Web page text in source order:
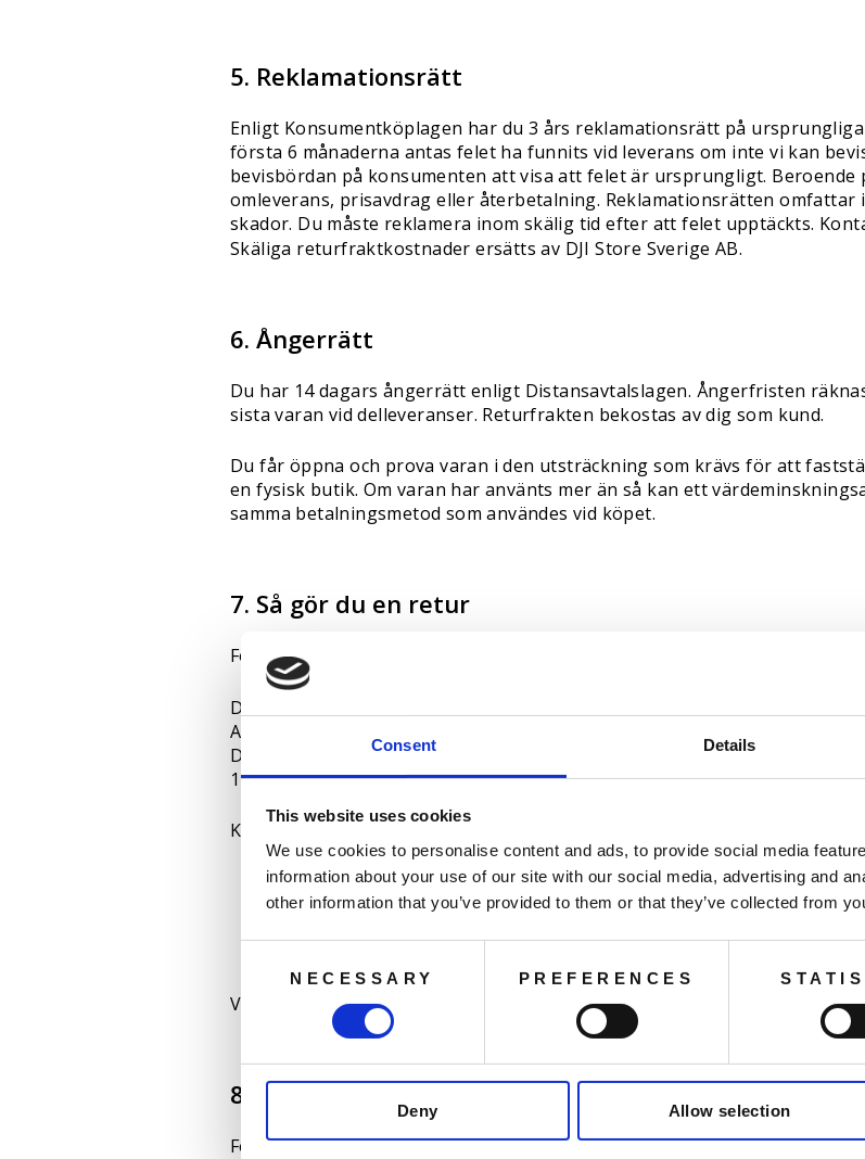
Consent Details
This website uses cookies
We use cookies to personalise content and ads, to provide social media
information about your use of our site with our social media, advertising and
other information that you’ve provided to them or that they’ve collected from
SelectionNECESSARY PREFERENCES
Deny Allow selection
5. Reklamationsrätt
Enligt Konsumentköplagen har du 3 års reklamationsrätt på
första 6 månaderna antas felet ha funnits vid leverans om inte vi kan
bevisbördan på konsumenten att visa att felet är ursprungligt.
omleverans, prisavdrag eller återbetalning. Reklamationsrätten
skador. Du måste reklamera inom skälig tid efter att felet upptäckts.
Skäliga returfraktkostnader ersätts av DJI Store Sverige AB.
6. Ångerrätt
Du har 14 dagars ångerrätt enligt Distansavtalslagen. Ångerfristen
sista varan vid delleveranser. Returfrakten bekostas av dig som kund.
Du får öppna och prova varan i den utsträckning som krävs för att
en fysisk butik. Om varan har använts mer än så kan ett
samma betalningsmetod som användes vid köpet.
7. Så gör du en retur
För att påbörja en retur, kontakta oss på .
DJI Store Sverige AB
ATT: Return
Drottninggatan 57
111 21 Stockholm
Krav vid retur:
Emballera varan väl.
Bifoga en kopia av orderbekräftelsen.
Varan måste skickas tillbaka inom 14 dagar efter att du meddelat oss om
8. Undantag – varor som ej kan returneras
Följande varor kan inte returneras: